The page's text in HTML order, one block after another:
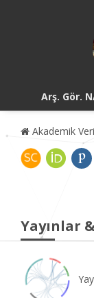
Arş. Gör.
Akademik
Yayınlar